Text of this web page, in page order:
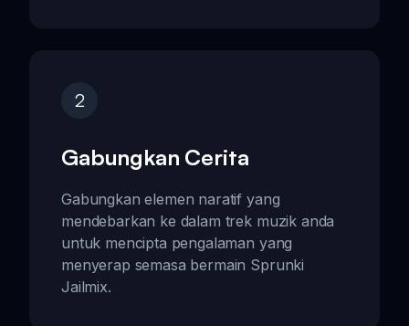
2
Gabungkan Cerita
Gabungkan elemen naratif yang
mendebarkan ke dalam trek muzik anda
untuk mencipta pengalaman yang
menyerap semasa bermain Sprunki
Jailmix.